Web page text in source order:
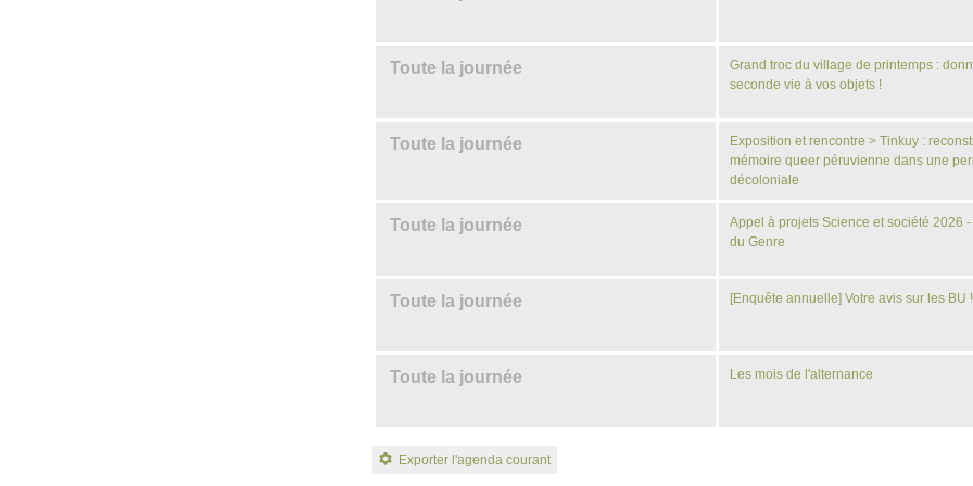
Toute la journée
Grand troc du village de printemps :
seconde vie à vos objets !
Toute la journée
Exposition et rencontre > Tinkuy :
mémoire queer péruvienne dans une
décoloniale
Toute la journée
Appel à projets Science et société 2026 -
du Genre
Toute la journée [Enquête annuelle] Votre avis sur les BU !
Toute la journée Les mois de l'alternance
Exporter l'agenda courant